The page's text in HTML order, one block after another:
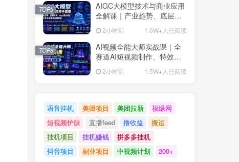
AIGC大模型技术与商业应用
全解课｜产业趋势、底层架
构、MaaS商业模式、全行业
场景落地实战教程
2小时前 1.6W+人已阅读
TOP5
AI视频全能大师实战课｜全
赛道AI短视频制作、特效创
作、场景变现零基础全套教
程2小时前 1.5W+人已阅读
TOP6
语音挂机 美团项目 美团拉新
福缘网
短视频护肤
直播feed 撸收益
搬运
挂机项目
挂机赚钱
拼多多挂机
抖音项目
副业项目 中视频计划 200+